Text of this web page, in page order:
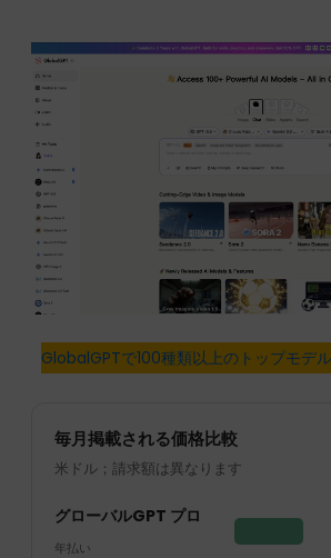
GlobalGPTで100種類以上のトップモデ
毎月掲載される価格比較
米ドル；請求額は異なります
グローバルGPT プロ
年払い